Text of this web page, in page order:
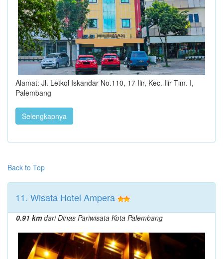
Alamat: Jl. Letkol Iskandar No.110, 17 Ilir, Kec. Ilir Tim. I,
Palembang
Selengkapnya
Back to Top
11. Wisata Hotel Ampera
0.91 kmdari Dinas Pariwisata Kota Palembang